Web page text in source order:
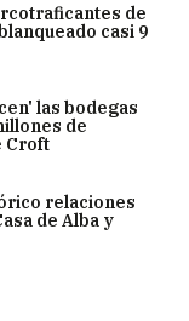
de
casi 9
las bodegas
de
Croft
relaciones
de Alba y